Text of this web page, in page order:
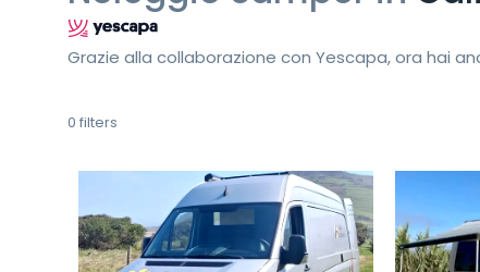
Grazie alla collaborazione con Yescapa, ora hai
0 filters